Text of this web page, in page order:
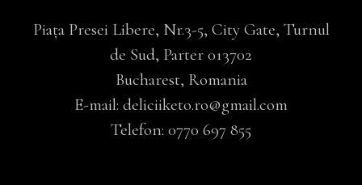
Piața Presei Libere, Nr.3-5, City Gate, Turnul
de Sud, Parter 013702
Bucharest, Romania
E-mail: deliciiketo.ro@gmail.com
Telefon: 0770 697 855